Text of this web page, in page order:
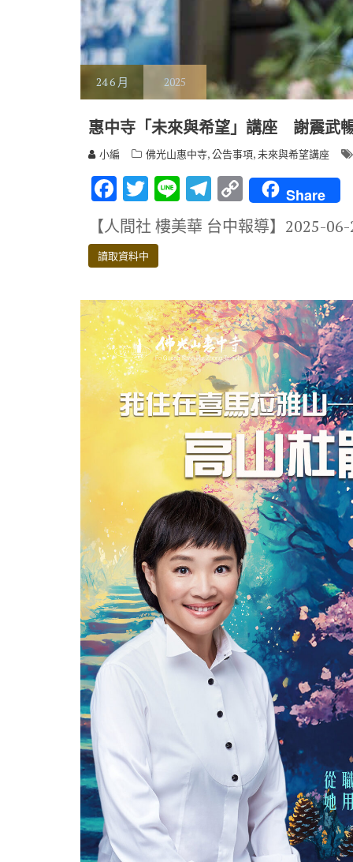
246 月 2025
惠中寺「未來與希望」講座 謝震武
小編 佛光山惠中寺,公告事項,未來與希望講座
F
ac
e
b
o
k
T
w
it
te
Li
n
e
T
el
e
m
C
o
p
n
k
Share
【人間社 樓美華 台中報導】2025-
讀取資料中